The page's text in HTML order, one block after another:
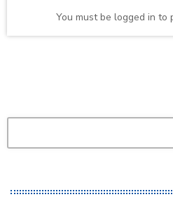
You must be logged in to